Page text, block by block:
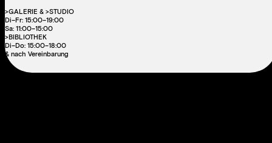
>GALERIE & >STUDIO
Di–Fr: 15:00–19:00
Sa: 11:00–15:00
>BIBLIOTHEK
Di–Do: 15:00–18:00
& nach Vereinbarung